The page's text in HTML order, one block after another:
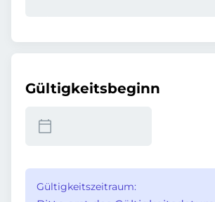
Gültigkeitsbeginn
Gültigkeitszeitraum: